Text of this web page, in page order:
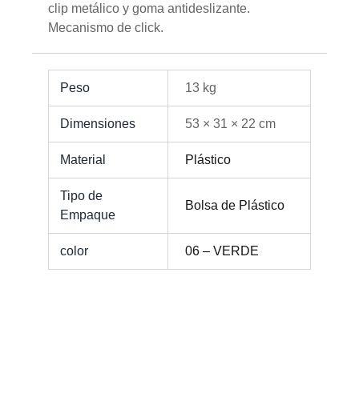
clip metálico y goma antideslizante.
Mecanismo de click.
Peso 13 kg
Dimensiones 53 × 31 × 22 cm
Material Plástico
Tipo de
Empaque
Bolsa de Plástico
color 06 – VERDE